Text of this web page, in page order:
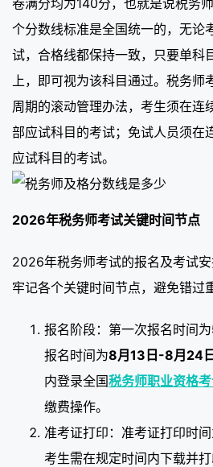
个分数线标准是全国统一的，无论
试，合格线都保持一致，只要单科
上，即可视为该科目通过。税务
周期的滚动管理办法，考生须在连
部应试科目的考试；免试人员须在
应试科目的考试。
2026年税务师考试关键时间节点
2026年税务师考试的报名及考试
牢记各个关键时间节点，避免错过
报名阶段：第一次报名时间为
报名时间为8月13日-8月24日
内登录全国税务师职业资格
缴费操作。
准考证打印：准考证打印时
考生需在规定时间内下载并